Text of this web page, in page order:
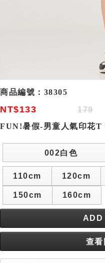
商品編號： 38305
NT$133
179
FUN!暑假-男童人氣印花T
002白色
110cm 120cm
150cm 160cm
ADD
查看